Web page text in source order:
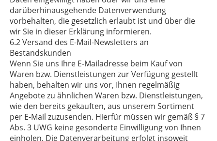
darüberhinausgehende Datenverwendung
vorbehalten, die gesetzlich erlaubt ist und über die
wir Sie in dieser Erklärung informieren.
6.2 Versand des E-Mail-Newsletters an
Bestandskunden
Wenn Sie uns Ihre E-Mailadresse beim Kauf von
Waren bzw. Dienstleistungen zur Verfügung gestellt
haben, behalten wir uns vor, Ihnen regelmäßig
Angebote zu ähnlichen Waren bzw. Dienstleistungen,
wie den bereits gekauften, aus unserem Sortiment
per E-Mail zuzusenden. Hierfür müssen wir gemäß § 7
Abs. 3 UWG keine gesonderte Einwilligung von Ihnen
einholen. Die Datenverarbeitung erfolgt insoweit